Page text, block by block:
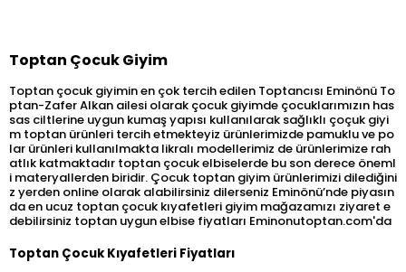
Toptan Çocuk Giyim
Toptan çocuk giyimin en çok tercih edilen Toptancısı Eminönü To
ptan-Zafer Alkan ailesi olarak çocuk giyimde çocuklarımızın has
sas ciltlerine uygun kumaş yapısı kullanılarak sağlıklı çoçuk giyi
m toptan ürünleri tercih etmekteyiz ürünlerimizde pamuklu ve po
lar ürünleri kullanılmakta likralı modellerimiz de ürünlerimize rah
atlık katmaktadır toptan çocuk elbiselerde bu son derece öneml
i materyallerden biridir. Çocuk toptan giyim ürünlerimizi dilediğini
z yerden online olarak alabilirsiniz dilerseniz Eminönü’nde piyasın
da en ucuz toptan çocuk kıyafetleri giyim mağazamızı ziyaret e
debilirsiniz toptan uygun elbise fiyatları Eminonutoptan.com'da
Toptan Çocuk Kıyafetleri Fiyatları